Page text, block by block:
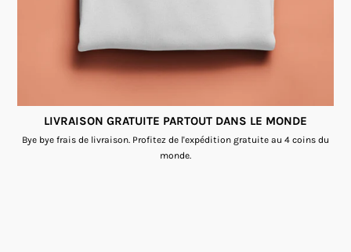
LIVRAISON GRATUITE PARTOUT DANS LE MONDE
Bye bye frais de livraison. Profitez de l'expédition gratuite au 4 coins du
monde.